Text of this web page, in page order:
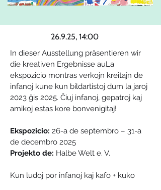
26.9.25, 14:00
In dieser Ausstellung präsentieren wir
die kreativen Ergebnisse auLa
ekspozicio montras verkojn kreitajn de
infanoj kune kun bildartistoj dum la jaroj
2023 ĝis 2025. Ĉiuj infanoj, gepatroj kaj
amikoj estas kore bonvenigitaj!
Ekspozicio: 26-a de septembro – 31-a
de decembro 2025
Projekto de: Halbe Welt e. V.
Kun ludoj por infanoj kaj kafo + kuko